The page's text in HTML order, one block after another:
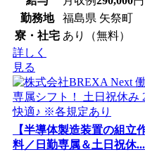
勤務地
福島県 矢祭町
寮・社宅 あり（無料）
詳しく
見る
【半導体製造装置の組立
料／日勤専属＆土日祝休...